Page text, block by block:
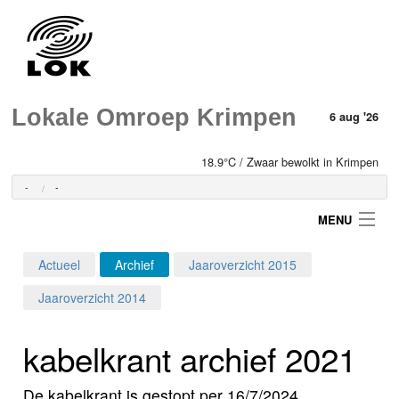
Lokale Omroep Krimpen 6 aug '26
18.9°C / Zwaar bewolkt in Krimpen
- -
MENU
Programma's
Actueel Archief
Jaaroverzicht 2015
Jaaroverzicht 2014
kabelkrant archief 2021